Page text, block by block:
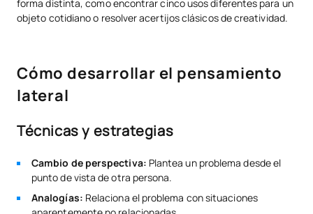
forma distinta, como encontrar cinco usos diferentes para un
objeto cotidiano o resolver acertijos clásicos de creatividad.
Cómo desarrollar el pensamiento
lateral
Técnicas y estrategias
Cambio de perspectiva: Plantea un problema desde el
punto de vista de otra persona.
Analogías: Relaciona el problema con situaciones